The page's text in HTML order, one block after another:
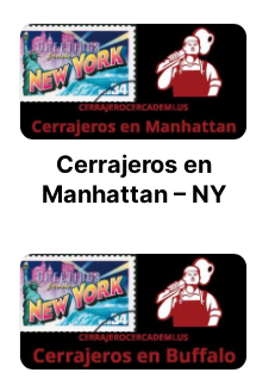
Cerrajeros en
Manhattan – NY